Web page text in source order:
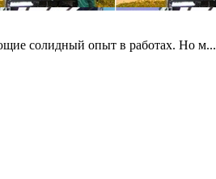
солидный опыт в работах. Но м...